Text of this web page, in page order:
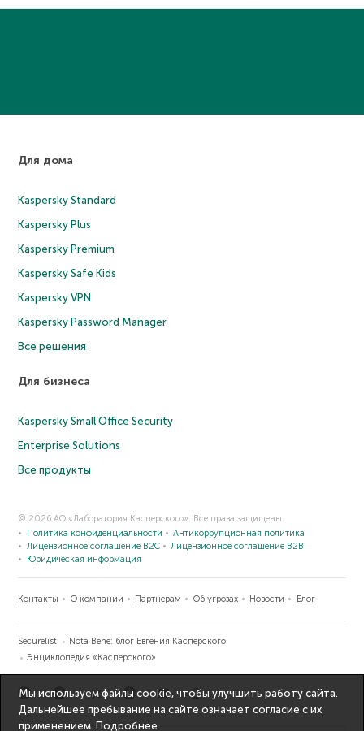
Для дома
Kaspersky Standard
Kaspersky Plus
Kaspersky Premium
Kaspersky Safe Kids
Kaspersky VPN
Kaspersky Password Manager
Все решения
Для бизнеса
Kaspersky Small Office Security
Enterprise Solutions
Все продукты
© 2026 АО «Лаборатория Касперского». Все права защищены.
Политика конфиденциальности
Антикоррупционная политика
Лицензионное соглашение B2C
Лицензионное соглашение B2B
Юридическая информация
Контакты О компании Партнерам Об угрозах Новости Блог
Securelist
Nota Bene: блог Евгения Касперского
Энциклопедия «Касперского»
Мы используем файлы cookie, чтобы улучшить работу сайта.
Дальнейшее пребывание на сайте означает согласие с их
применением. Подробнее